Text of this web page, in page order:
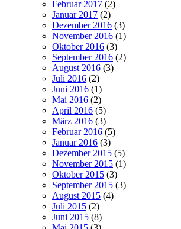
Februar 2017 (2)
Januar 2017 (2)
Dezember 2016 (3)
November 2016 (1)
Oktober 2016 (3)
September 2016 (2)
August 2016 (3)
Juli 2016 (2)
Juni 2016 (1)
Mai 2016 (2)
April 2016 (5)
März 2016 (3)
Februar 2016 (5)
Januar 2016 (3)
Dezember 2015 (5)
November 2015 (1)
Oktober 2015 (3)
September 2015 (3)
August 2015 (4)
Juli 2015 (2)
Juni 2015 (8)